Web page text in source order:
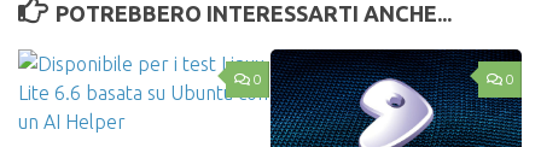
POTREBBERO INTERESSARTI ANCHE...
0 0